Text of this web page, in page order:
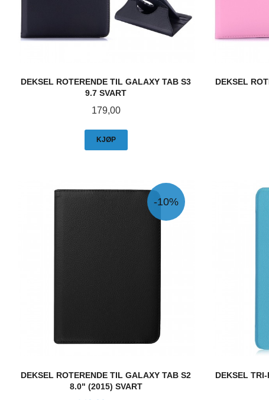
DEKSEL ROTERENDE TIL GALAXY TAB S3
9.7 SVART
Pris
179,00
KJØP
DEKSEL
DEKSEL ROTERENDE TIL GALAXY TAB S2
8.0" (2015) SVART
-10%
DEKSEL